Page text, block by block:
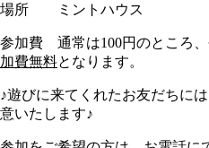
場所 ミントハウス
参加費 通常は100円のところ
加費無料となります。
♪遊びに来てくれたお友だちに
意いたします♪